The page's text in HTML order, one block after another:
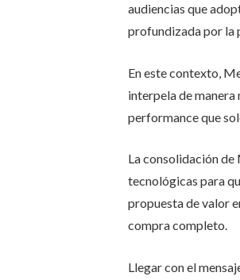
audiencias que
profundizada por la
En este contexto,
interpela de
performance que
La consolidación de
tecnológicas para
propuesta de valor
compra completo.
Llegar con el